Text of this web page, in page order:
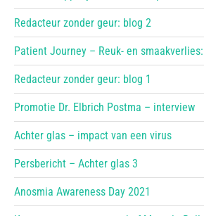
Redacteur zonder geur: blog 2
Patient Journey – Reuk- en
Redacteur zonder geur: blog 1
Promotie Dr. Elbrich Postma – interview
Achter glas – impact van een virus
Persbericht – Achter glas 3
Anosmia Awareness Day 2021